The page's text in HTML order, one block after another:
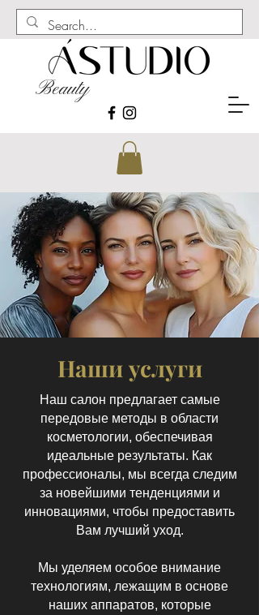
Beauty
Наши услуги
Наш салон предлагает самые
передовые методы в области
косметологии, обеспечивая
идеальные результаты. Как
профессионалы, мы всегда следим
за новейшими тенденциями и
инновациями, чтобы предоставить
Вам лучший уход.
Мы уделяем особое внимание
технологиям, лежащим в основе
наших аппаратов, которые